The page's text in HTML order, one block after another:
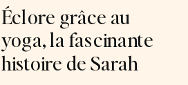
Éclore grâce au
yoga, la fascinante
histoire de Sarah